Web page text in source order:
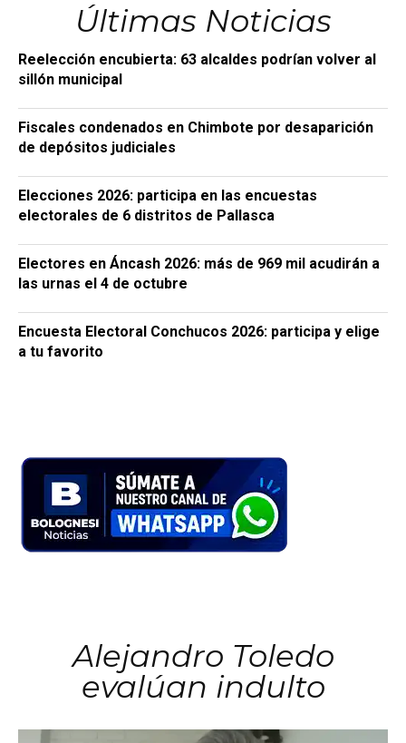
Últimas Noticias
Reelección encubierta: 63 alcaldes podrían volver al
sillón municipal
Fiscales condenados en Chimbote por desaparición
de depósitos judiciales
Elecciones 2026: participa en las encuestas
electorales de 6 distritos de Pallasca
Electores en Áncash 2026: más de 969 mil acudirán a
las urnas el 4 de octubre
Encuesta Electoral Conchucos 2026: participa y elige
a tu favorito
Alejandro Toledo
evalúan indulto